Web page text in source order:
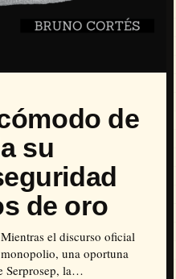
de
su
de oro
el discurso oficial
una oportuna
Serprosep, la…